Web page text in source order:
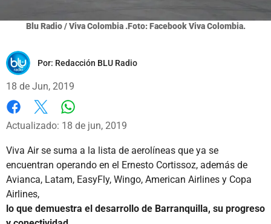
Blu Radio / Viva Colombia .Foto: Facebook Viva Colombia.
Por: Redacción BLU Radio
18 de Jun, 2019
Facebook
X
Actualizado: 18 de jun, 2019
Viva Air se suma a la lista de aerolíneas que ya se
encuentran operando en el Ernesto Cortissoz, además de
Avianca, Latam, EasyFly, Wingo, American Airlines y Copa
Airlines,
lo que demuestra el desarrollo de Barranquilla, su progreso